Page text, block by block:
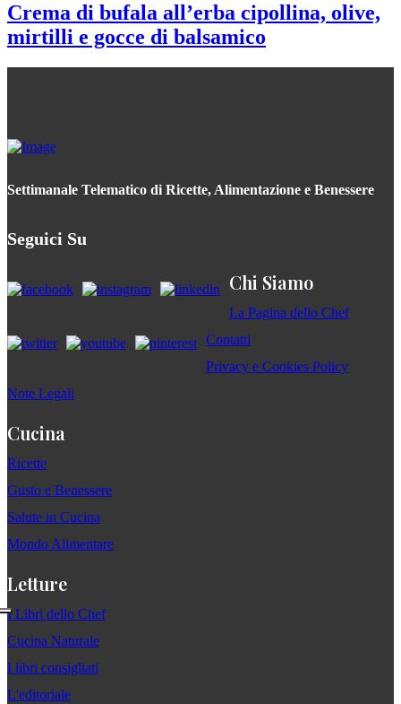
Crema di bufala all’erba cipollina, olive,
mirtilli e gocce di balsamico
Settimanale Telematico di Ricette, Alimentazione e Benessere
Seguici Su
Chi Siamo
La Pagina dello Chef
Contatti
Privacy e Cookies Policy
Note Legali
Cucina
Ricette
Gusto e Benessere
Salute in Cucina
Mondo Alimentare
Letture
I Libri dello Chef
Cucina Naturale
I libri consigliati
L'editoriale